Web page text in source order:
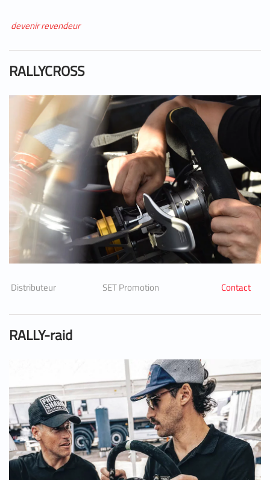
devenir revendeur
RALLYCROSS
Distributeur SET Promotion Contact
RALLY-raid